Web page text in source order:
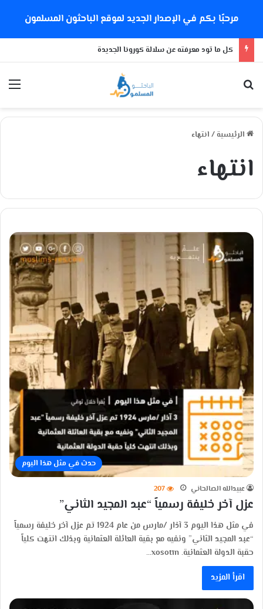
مرحبًا بكم في الإصدار الجديد لموقع الباحثون المسلمون
كل ما تود معرفته عن سلالة كورونا الجديدة
الرئيسية / انتهاء
انتهاء
حدث في مثل هذا اليوم
عبيدالله الصالحاني 207
عزل آخر خليفة رسمياً “عبد المجيد الثاني”
في مثل هذا اليوم 3 آذار /مارس من عام 1924 تم عزل آخر خليفة رسمياً
“عبد المجيد الثاني” ونفيه مع بقية العائلة العثمانية وبذلك انتهت كلياً
حقبة الدولة العثمانية. xosotin…
اقرأ المزيد